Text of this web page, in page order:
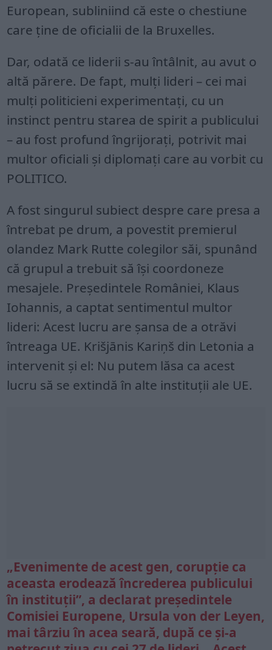
European, subliniind că este o chestiune
care ține de oficialii de la Bruxelles.
Dar, odată ce liderii s-au întâlnit, au avut o
altă părere. De fapt, mulți lideri – cei mai
mulți politicieni experimentați, cu un
instinct pentru starea de spirit a publicului
– au fost profund îngrijorați, potrivit mai
multor oficiali și diplomați care au vorbit cu
POLITICO.
A fost singurul subiect despre care presa a
întrebat pe drum, a povestit premierul
olandez Mark Rutte colegilor săi, spunând
că grupul a trebuit să își coordoneze
mesajele. Președintele României, Klaus
Iohannis, a captat sentimentul multor
lideri: Acest lucru are șansa de a otrăvi
întreaga UE. Krišjānis Kariņš din Letonia a
intervenit și el: Nu putem lăsa ca acest
lucru să se extindă în alte instituții ale UE.
„Evenimente de acest gen, corupție ca
aceasta erodează încrederea publicului
în instituții”, a declarat președintele
Comisiei Europene, Ursula von der Leyen,
mai târziu în acea seară, după ce și-a